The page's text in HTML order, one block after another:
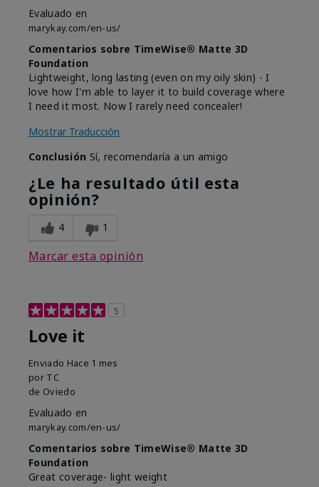
Evaluado en
marykay.com/en-us/
Comentarios sobre TimeWise® Matte 3D
Foundation
Lightweight, long lasting (even on my oily skin) - I
love how I'm able to layer it to build coverage where
I need it most. Now I rarely need concealer!
Mostrar Traducción
Conclusión Sí, recomendaría a un amigo
¿Le ha resultado útil esta
opinión?
4 1
Marcar esta opinión
5
Love it
Enviado Hace 1 mes
por TC
de Oviedo
Evaluado en
marykay.com/en-us/
Comentarios sobre TimeWise® Matte 3D
Foundation
Great coverage- light weight